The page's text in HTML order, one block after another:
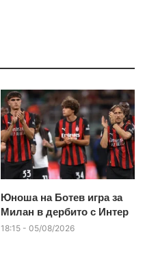
Юноша на Ботев игра за
Милан в дербито с Интер
18:15 - 05/08/2026